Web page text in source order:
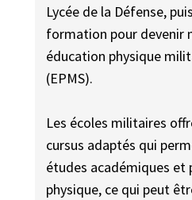
Lycée de la Défense,
formation pour devenir
éducation physique
(EPMS).
Les écoles militaires
cursus adaptés qui
études académiques et
physique, ce qui peut